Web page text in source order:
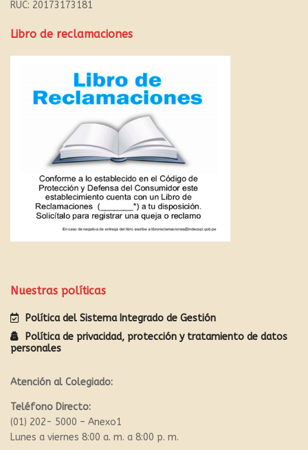
RUC: 20173173181
Libro de reclamaciones
Nuestras políticas
Política del Sistema Integrado de Gestión
Política de privacidad, protección y tratamiento de datos
personales
Atención al Colegiado:
Teléfono Directo:
(01) 202- 5000 – Anexo1
Lunes a viernes 8:00 a. m. a 8:00 p. m.